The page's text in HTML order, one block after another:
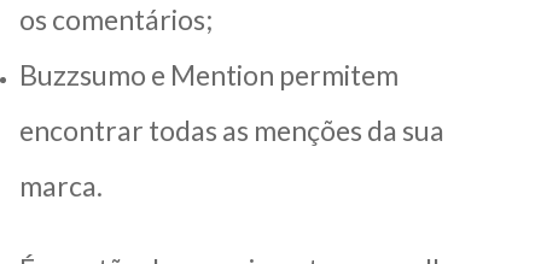
os comentários;
Buzzsumo e Mention permitem
encontrar todas as menções da sua
marca.